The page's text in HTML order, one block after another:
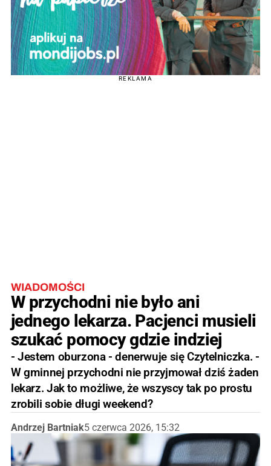
REKLAMA
WIADOMOŚCI
W przychodni nie było ani
jednego lekarza. Pacjenci musieli
szukać pomocy gdzie indziej
- Jestem oburzona - denerwuje się Czytelniczka. -
W gminnej przychodni nie przyjmował dziś żaden
lekarz. Jak to możliwe, że wszyscy tak po prostu
zrobili sobie długi weekend?
Andrzej Bartniak5 czerwca 2026, 15:32